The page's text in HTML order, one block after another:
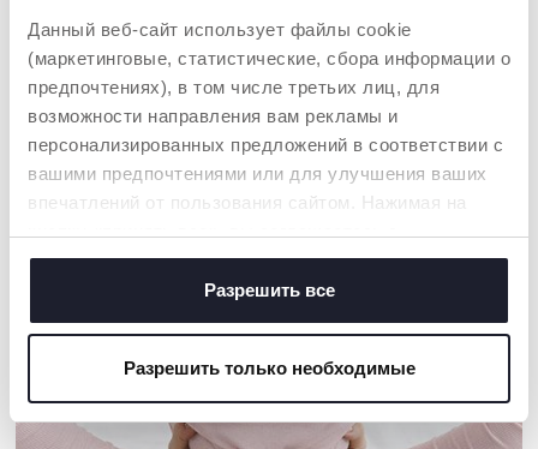
Данный веб-сайт использует файлы cookie
(маркетинговые, статистические, сбора информации о
предпочтениях), в том числе третьих лиц, для
возможности направления вам рекламы и
персонализированных предложений в соответствии с
вашими предпочтениями или для улучшения ваших
впечатлений от пользования сайтом. Нажимая на
размещением всех файлов cookie. Если вы желаете
получить больше информации или предоставить
согласие на использование некоторых файлов cookie,
баннер, вы соглашаетесь использовать только
технические файлы cookie, которые необходимы для
запрашиваемой услуги.
Разрешить все
Разрешить только необходимые
Музыкальная игрушка-
проектор «Мишка»
Игрушка-мобиль "Радуга"
НАШ СОВЕТ